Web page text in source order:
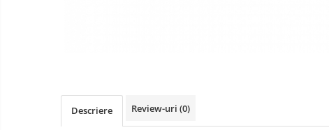
Descriere Review-uri (0)